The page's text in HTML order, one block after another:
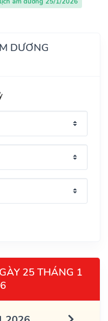
DƯƠNG
25 THÁNG 1